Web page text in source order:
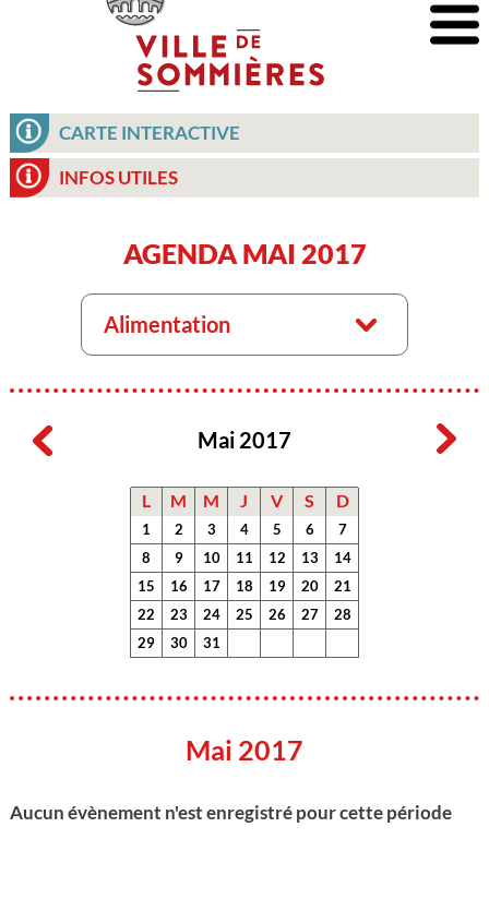
CARTE INTERACTIVE
INFOS UTILES
AGENDA MAI 2017
Alimentation
Mai 2017
L M M J V S D
1 2 3 4 5 6
7
8
9 10 11 12 13
14
15
16 17 18 19 20
21
22
23 24 25 26 27
28
29
30 31
Mai 2017
Aucun évènement n'est enregistré pour cette période